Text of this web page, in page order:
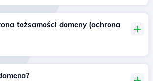
tożsamości domeny (ochrona